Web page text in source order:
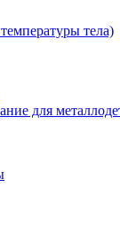
тела)
для